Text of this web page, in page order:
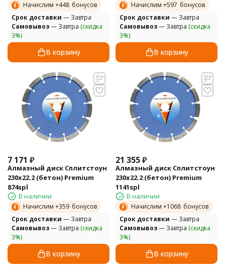
Начислим +448 бонусов
Cрок доставки — Завтра
Самовывоз— Завтра (скидка
3%)
В корзину
Начислим +597 бонусов
Cрок доставки — Завтра
Самовывоз— Завтра (скидка
3%)
В корзину
7 171 ₽
Алмазный диск Сплитстоун
230х22.2 (бетон) Premium
874spl
В наличии
Начислим +359 бонусов
Cрок доставки — Завтра
Самовывоз— Завтра (скидка
3%)
В корзину
21 355₽
Алмазный диск Сплитстоун
230х22.2 (бетон) Premium
1141spl
В наличии
Начислим +1068 бонусов
Cрок доставки — Завтра
Самовывоз— Завтра (скидка
3%)
В корзину